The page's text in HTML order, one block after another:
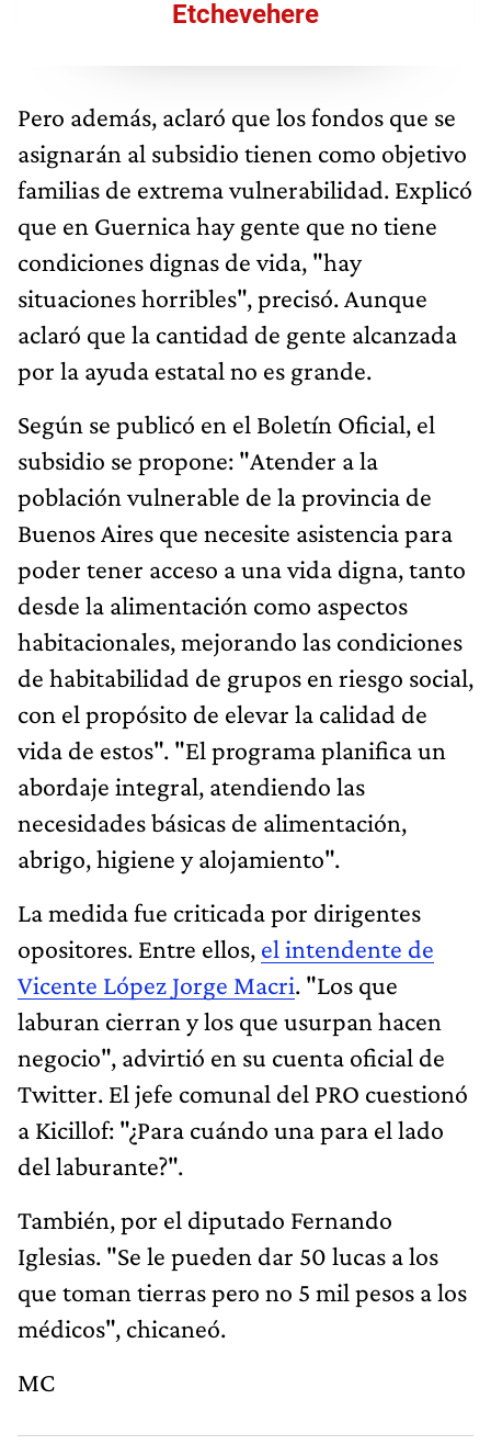
Etchevehere
Pero además, aclaró que los fondos que se
asignarán al subsidio tienen como objetivo
familias de extrema vulnerabilidad. Explicó
que en Guernica hay gente que no tiene
condiciones dignas de vida, "hay
situaciones horribles", precisó. Aunque
aclaró que la cantidad de gente alcanzada
por la ayuda estatal no es grande.
Según se publicó en el Boletín Oficial, el
subsidio se propone: "Atender a la
población vulnerable de la provincia de
Buenos Aires que necesite asistencia para
poder tener acceso a una vida digna, tanto
desde la alimentación como aspectos
habitacionales, mejorando las condiciones
de habitabilidad de grupos en riesgo social,
con el propósito de elevar la calidad de
vida de estos". "El programa planifica un
abordaje integral, atendiendo las
necesidades básicas de alimentación,
abrigo, higiene y alojamiento".
La medida fue criticada por dirigentes
opositores. Entre ellos, el intendente de
Vicente López Jorge Macri. "Los que
laburan cierran y los que usurpan hacen
negocio", advirtió en su cuenta oficial de
Twitter. El jefe comunal del PRO cuestionó
a Kicillof: "¿Para cuándo una para el lado
del laburante?".
También, por el diputado Fernando
Iglesias. "Se le pueden dar 50 lucas a los
que toman tierras pero no 5 mil pesos a los
médicos", chicaneó.
MC